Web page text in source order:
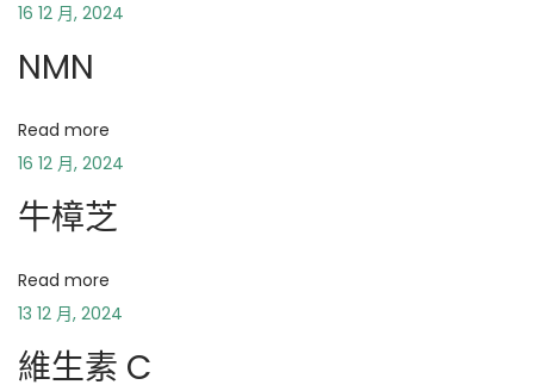
黑
素
16 12 月, 2024
NMN
Read more
16 12 月, 2024
牛樟芝
Read more
13 12 月, 2024
維生素 C